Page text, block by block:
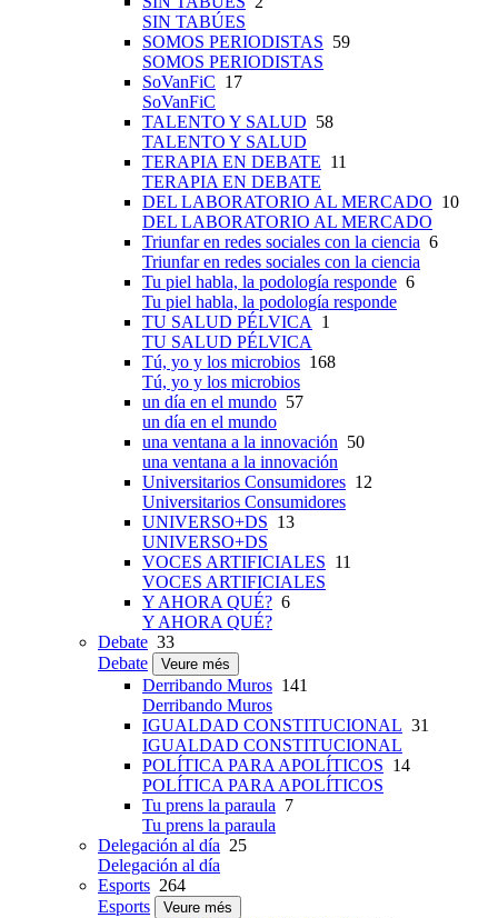
SIN TABÚES
SOMOS PERIODISTAS 59
SOMOS PERIODISTAS
SoVanFiC 17
SoVanFiC
TALENTO Y SALUD 58
TALENTO Y SALUD
TERAPIA EN DEBATE 11
TERAPIA EN DEBATE
DEL LABORATORIO AL MERCADO 10
DEL LABORATORIO AL MERCADO
Triunfar en redes sociales con la ciencia 6
Triunfar en redes sociales con la ciencia
Tu piel habla, la podología responde 6
Tu piel habla, la podología responde
TU SALUD PÉLVICA
1
TU SALUD PÉLVICA
Tú, yo y los microbios 168
Tú, yo y los microbios
un día en el mundo 57
un día en el mundo
una ventana a la innovación 50
una ventana a la innovación
Universitarios Consumidores 12
Universitarios Consumidores
UNIVERSO+DS 13
UNIVERSO+DS
VOCES ARTIFICIALES 11
VOCES ARTIFICIALES
Y AHORA QUÉ? 6
Y AHORA QUÉ?
Debate 33
Debate
Veure més
Derribando Muros 141
Derribando Muros
IGUALDAD CONSTITUCIONAL 31
IGUALDAD CONSTITUCIONAL
POLÍTICA PARA APOLÍTICOS 14
POLÍTICA PARA APOLÍTICOS
Tu prens la paraula 7
Tu prens la paraula
Delegación al día 25
Delegación al día
Esports 264
Esports
Veure més